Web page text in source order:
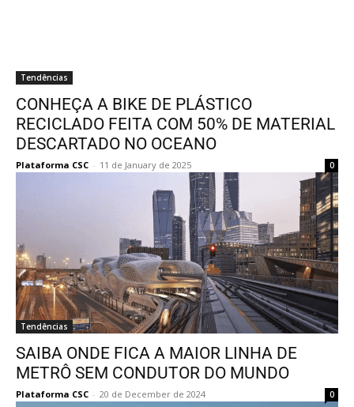
Tendências
CONHEÇA A BIKE DE PLÁSTICO
RECICLADO FEITA COM 50% DE MATERIAL
DESCARTADO NO OCEANO
Plataforma CSC - 11 de January de 2025 0
Tendências
SAIBA ONDE FICA A MAIOR LINHA DE
METRÔ SEM CONDUTOR DO MUNDO
Plataforma CSC - 20 de December de 2024 0